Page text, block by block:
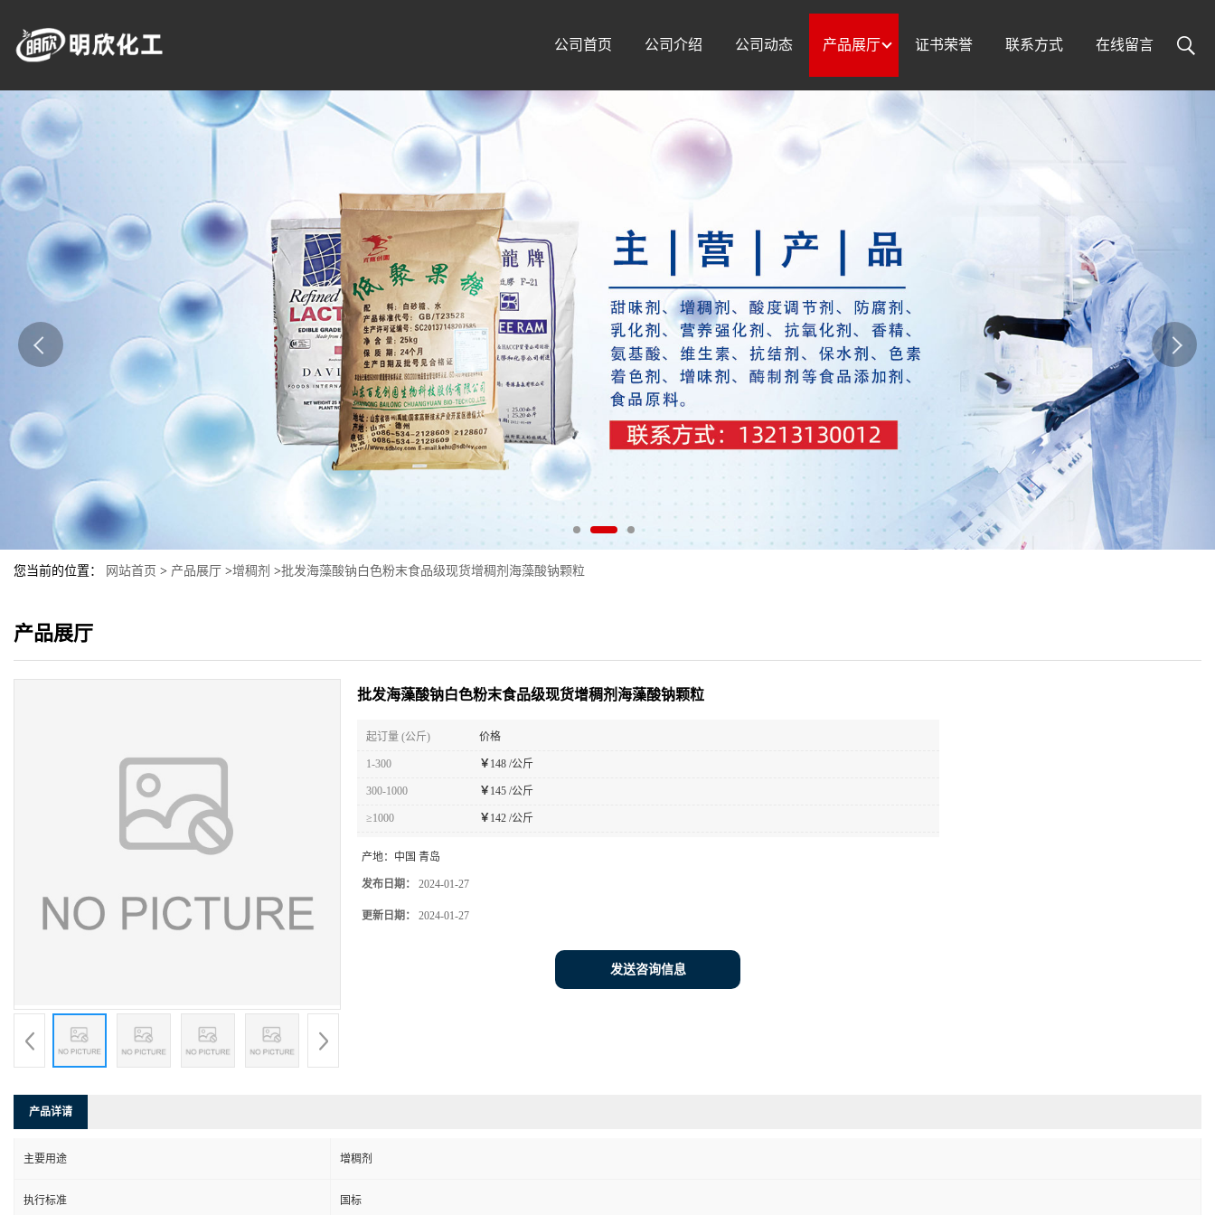
公司首页 公司介绍 公司动态 产品展厅 证书荣誉 联系方式 在线留言
您当前的位置： 网站首页 > 产品展厅 >增稠剂 >批发海藻酸钠白色粉末食品级现货增稠剂海藻酸钠颗粒
产品展厅
批发海藻酸钠白色粉末食品级现货增稠剂海藻酸钠颗粒
起订量 (公斤) 价格
1-300 ￥148 /公斤
300-1000 ￥145 /公斤
≥1000 ￥142 /公斤
产地： 中国 青岛
发布日期： 2024-01-27
更新日期： 2024-01-27
发送咨询信息
产品详请
主要用途 增稠剂
执行标准 国标